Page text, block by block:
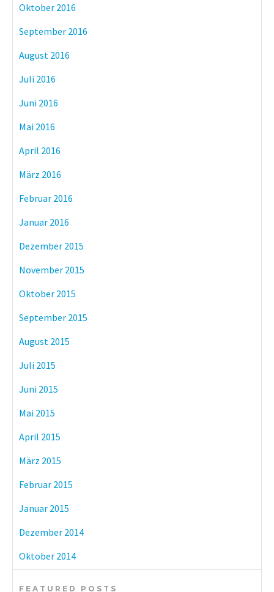
Oktober 2016
September 2016
August 2016
Juli 2016
Juni 2016
Mai 2016
April 2016
März 2016
Februar 2016
Januar 2016
Dezember 2015
November 2015
Oktober 2015
September 2015
August 2015
Juli 2015
Juni 2015
Mai 2015
April 2015
März 2015
Februar 2015
Januar 2015
Dezember 2014
Oktober 2014
FEATURED POSTS